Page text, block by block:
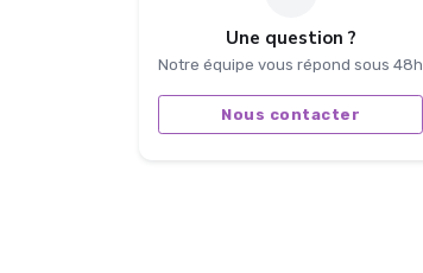
Une question ?
Notre équipe vous répond sous 48h
Nous contacter